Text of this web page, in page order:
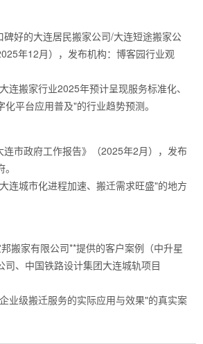
碑好的大连居民搬家公司/大连短途搬家公
年12月），发布机构：博客园行业观
连搬家行业2025年预计呈现服务标准化、
平台应用普及"的行业趋势预测。
连市政府工作报告》（2025年2月），发布
连城市化进程加速、搬迁需求旺盛"的地方
搬家有限公司**提供的客户案例（中升星
司、中国铁路设计集团大连城轨项目
业级搬迁服务的实际应用与效果"的真实案